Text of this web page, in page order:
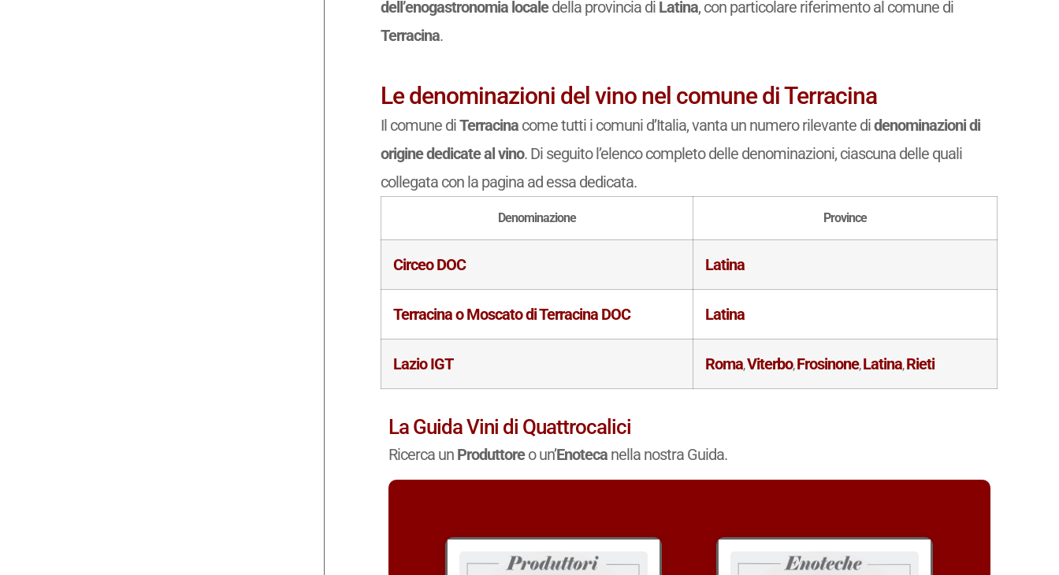
dell’enogastronomia localedella provincia di Latina, con particolare riferimento al comune di
Terracina.
Le denominazioni del vino nel comune di Terracina
Il comune diTerracinacome tutti i comuni d’Italia, vanta un numero rilevante didenominazioni di
origine dedicate al vino. Di seguito l’elenco completo delle denominazioni, ciascuna delle quali
collegata con la pagina ad essa dedicata.
Denominazione Province
Circeo DOC Latina
Terracina o Moscato di Terracina DOC Latina
Lazio IGT Roma,Viterbo,Frosinone,Latina,Rieti
La Guida Vini di Quattrocalici
Ricerca un Produttoreo un’Enotecanella nostra Guida.